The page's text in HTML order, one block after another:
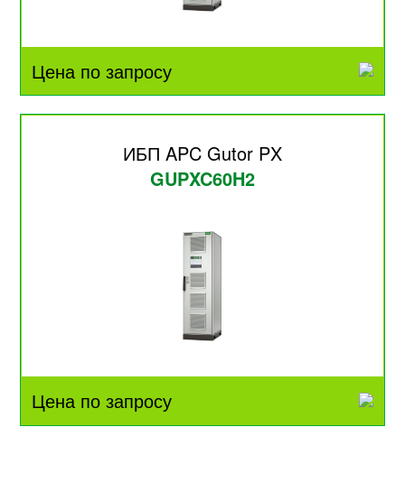
Цена по запросу
ИБП APC Gutor PX
GUPXC60H2
Цена по запросу